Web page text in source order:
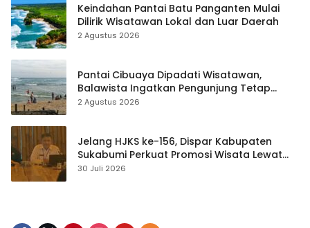
Keindahan Pantai Batu Panganten Mulai
Dilirik Wisatawan Lokal dan Luar Daerah
2 Agustus 2026
Pantai Cibuaya Dipadati Wisatawan,
Balawista Ingatkan Pengunjung Tetap
Waspada
2 Agustus 2026
Jelang HJKS ke-156, Dispar Kabupaten
Sukabumi Perkuat Promosi Wisata Lewat
Publikasi Digital
30 Juli 2026